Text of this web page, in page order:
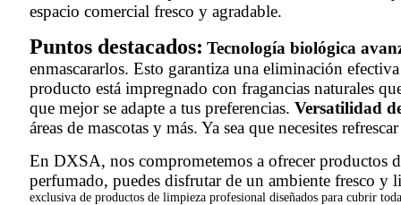
espacio comercial fresco y agradable.
Puntos destacados: Tecnología biológica
enmascararlos. Esto garantiza una eliminación
producto está impregnado con fragancias naturales
que mejor se adapte a tus preferencias. Versatilidad
áreas de mascotas y más. Ya sea que necesites
En DXSA, nos comprometemos a ofrecer productos
perfumado, puedes disfrutar de un ambiente fresco
exclusiva de productos de limpieza profesional diseñados para cubrir